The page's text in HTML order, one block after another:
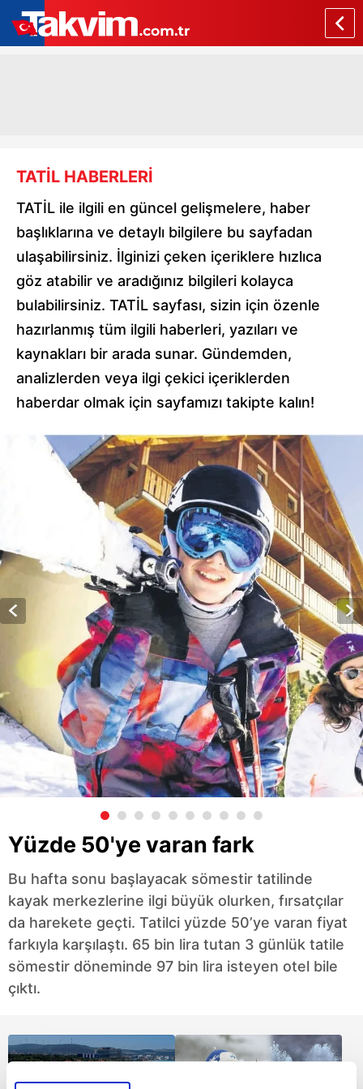
TATİL HABERLERİ
TATİL ile ilgili en güncel gelişmelere, haber
başlıklarına ve detaylı bilgilere bu sayfadan
ulaşabilirsiniz. İlginizi çeken içeriklere hızlıca
göz atabilir ve aradığınız bilgileri kolayca
bulabilirsiniz. TATİL sayfası, sizin için özenle
hazırlanmış tüm ilgili haberleri, yazıları ve
kaynakları bir arada sunar. Gündemden,
analizlerden veya ilgi çekici içeriklerden
haberdar olmak için sayfamızı takipte kalın!
Yüzde 50'ye varan fark
Bu hafta sonu başlayacak sömestir tatilinde
kayak merkezlerine ilgi büyük olurken, fırsatçılar
da harekete geçti. Tatilci yüzde 50’ye varan fiyat
farkıyla karşılaştı. 65 bin lira tutan 3 günlük tatile
sömestir döneminde 97 bin lira isteyen otel bile
çıktı.